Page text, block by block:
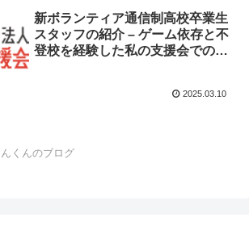
新ボランティア通信制高校卒業生
スタッフの紹介 – ゲーム依存と不
登校を経験した私の支援会での役
2025.03.10
んくんのブログ